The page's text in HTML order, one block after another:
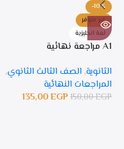
-10%
غير متوفر
لغة انجليزية
A1 مراجعة نهائية
الثانوية, الصف الثالث الثانوي,
المراجعات النهائية
150,00EGP
135,00EGP